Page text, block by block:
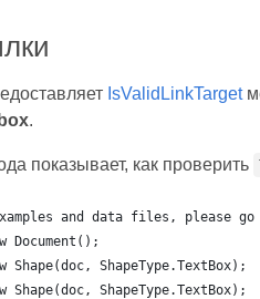
IsValidLinkTarget
.
показывает, как проверить
and data files, please go
Document();
Shape(doc, ShapeType.TextBox);
Shape(doc, ShapeType.TextBox);